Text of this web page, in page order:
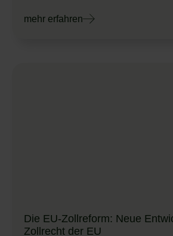
mehr erfahren
Die EU-Zollreform: Neue
Zollrecht der EU